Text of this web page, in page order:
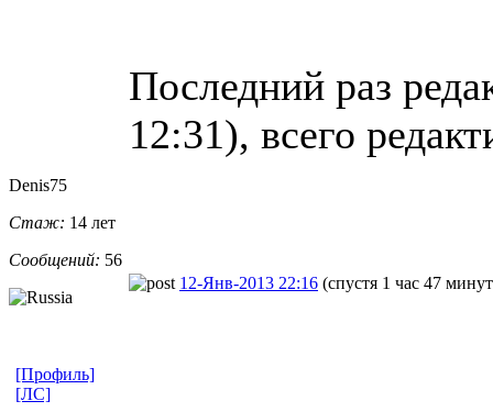
Последний раз
12:31), всего
Denis75
Стаж: 14 лет
Сообщений: 56
12-Янв-2013 22:16 (спустя 1 час 47
[Профиль]
[ЛС]